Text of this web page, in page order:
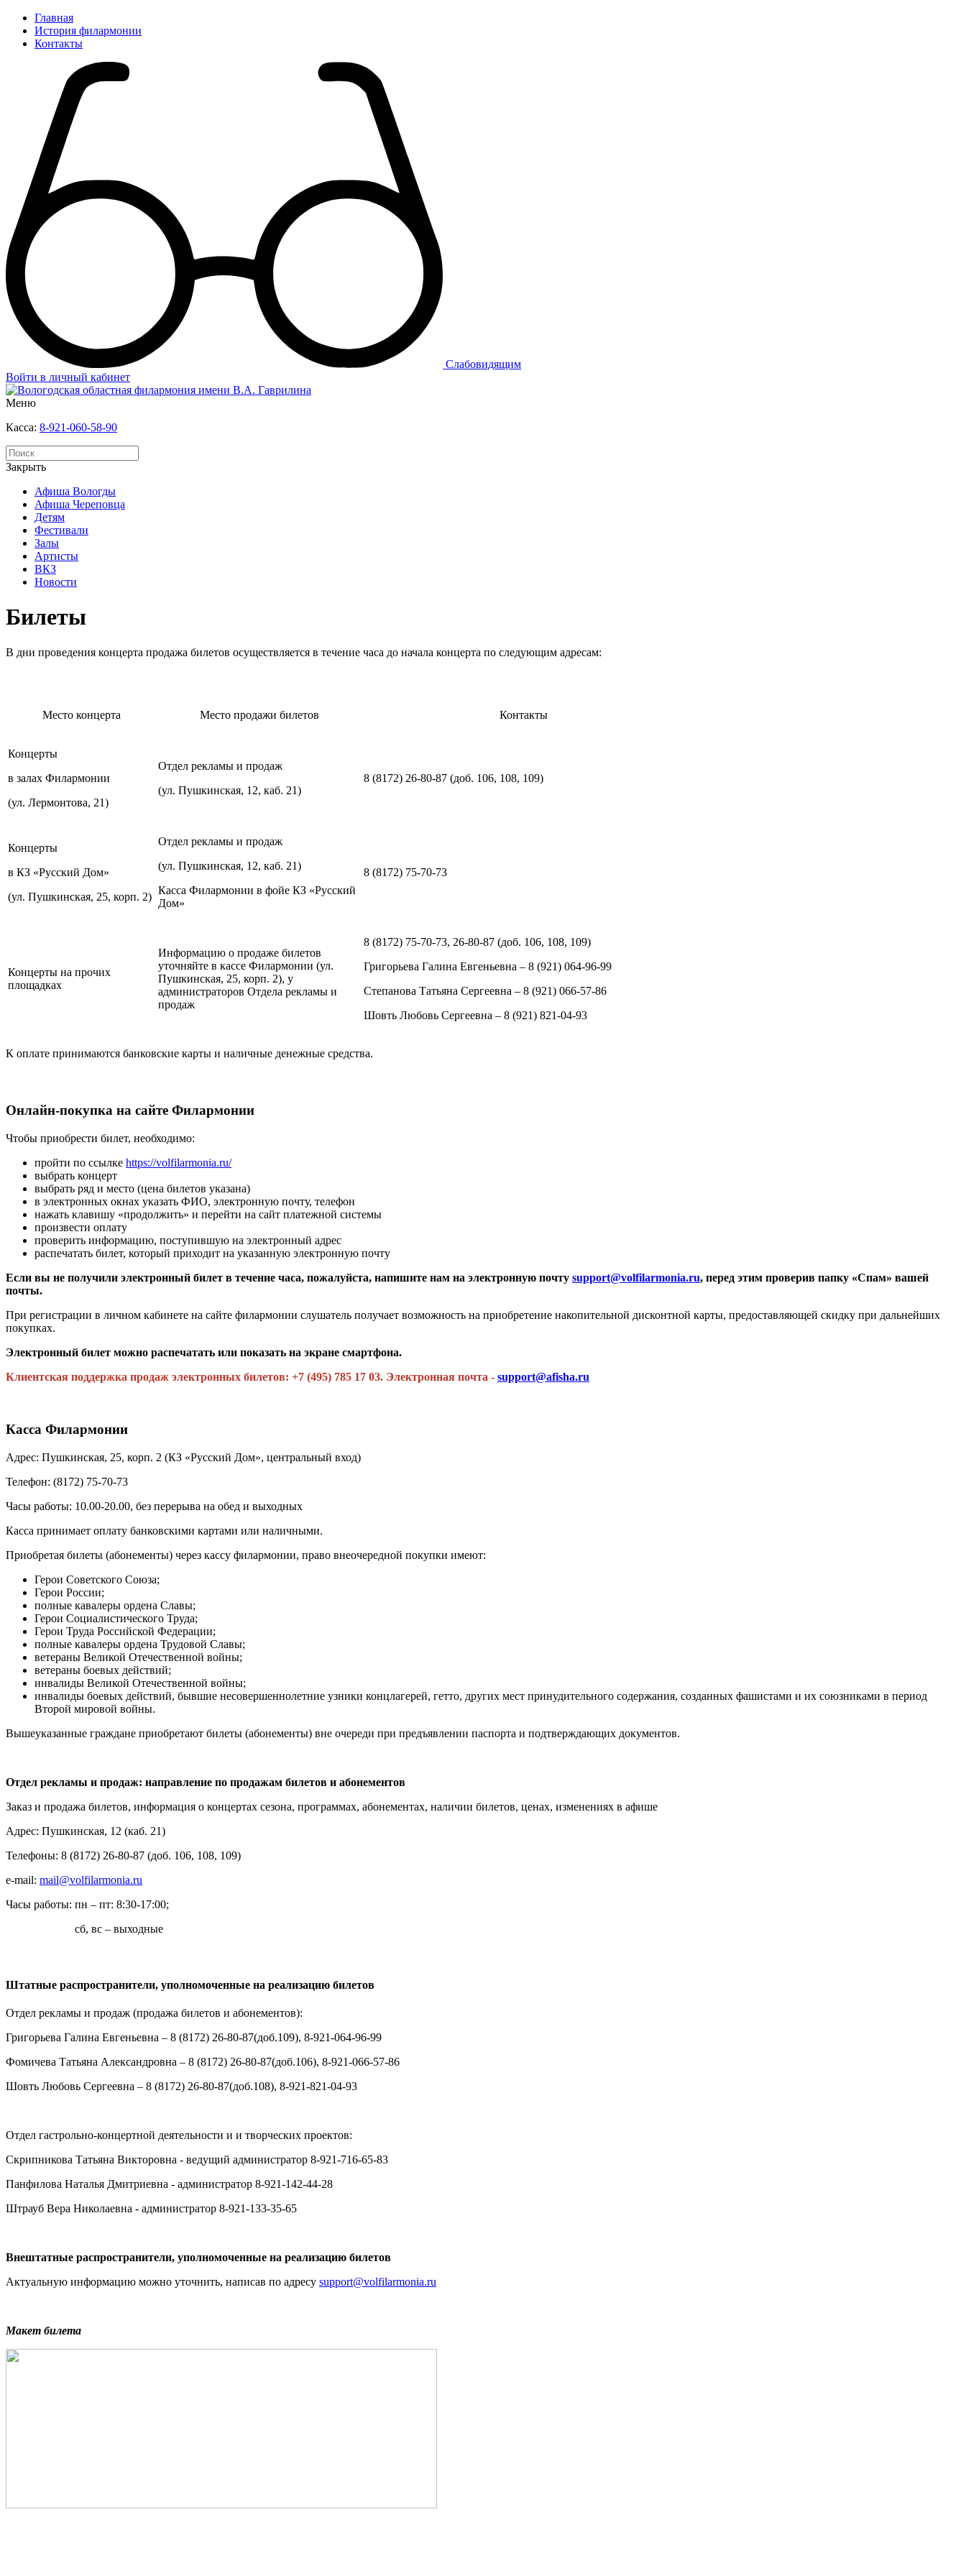
Главная
История филармонии
Контакты
Слабовидящим
Войти в личный кабинет
Меню
Касса: 8-921-060-58-90
Закрыть
Афиша Вологды
Афиша Череповца
Детям
Фестивали
Залы
Артисты
ВКЗ
Новости
Билеты
В дни проведения концерта продажа билетов осуществляется в течение часа до начала концерта по следующим адресам:
Место концерта Место продажи билетов Контакты
Концерты
в залах Филармонии
(ул. Лермонтова, 21)
Отдел рекламы и продаж
(ул. Пушкинская, 12, каб. 21)
8 (8172) 26-80-87 (доб. 106, 108, 109)
Концерты
в КЗ «Русский Дом»
(ул. Пушкинская, 25, корп. 2)
Отдел рекламы и продаж
(ул. Пушкинская, 12, каб. 21)
Касса Филармонии в фойе КЗ «Русский
Дом»
8 (8172) 75-70-73
Концерты на прочих
площадках
Информацию о продаже билетов
уточняйте в кассе Филармонии (ул.
Пушкинская, 25, корп. 2), у
администраторов Отдела рекламы и
продаж
8 (8172) 75-70-73, 26-80-87 (доб. 106, 108, 109)
Григорьева Галина Евгеньевна – 8 (921) 064-96-99
Степанова Татьяна Сергеевна – 8 (921) 066-57-86
Шовть Любовь Сергеевна – 8 (921) 821-04-93
К оплате принимаются банковские карты и наличные денежные средства.
Онлайн-покупка на сайте Филармонии
Чтобы приобрести билет, необходимо:
пройти по ссылке https://volfilarmonia.ru/
выбрать концерт
выбрать ряд и место (цена билетов указана)
в электронных окнах указать ФИО, электронную почту, телефон
нажать клавишу «продолжить» и перейти на сайт платежной системы
произвести оплату
проверить информацию, поступившую на электронный адрес
распечатать билет, который приходит на указанную электронную почту
Если вы не получили электронный билет в течение часа, пожалуйста, напишите нам на электронную почту support@volfilarmonia.ru, перед этим проверив папку «Спам» вашей
почты.
При регистрации в личном кабинете на сайте филармонии слушатель получает возможность на приобретение накопительной дисконтной карты, предоставляющей скидку при дальнейших
покупках.
Электронный билет можно распечатать или показать на экране смартфона.
Клиентская поддержка продаж электронных билетов: +7 (495) 785 17 03. Электронная почта - support@afisha.ru
Касса Филармонии
Адрес: Пушкинская, 25, корп. 2 (КЗ «Русский Дом», центральный вход)
Телефон: (8172) 75-70-73
Часы работы: 10.00-20.00, без перерыва на обед и выходных
Касса принимает оплату банковскими картами или наличными.
Приобретая билеты (абонементы) через кассу филармонии, право внеочередной покупки имеют:
Герои Советского Союза;
Герои России;
полные кавалеры ордена Славы;
Герои Социалистического Труда;
Герои Труда Российской Федерации;
полные кавалеры ордена Трудовой Славы;
ветераны Великой Отечественной войны;
ветераны боевых действий;
инвалиды Великой Отечественной войны;
инвалиды боевых действий, бывшие несовершеннолетние узники концлагерей, гетто, других мест принудительного содержания, созданных фашистами и их союзниками в период
Второй мировой войны.
Вышеуказанные граждане приобретают билеты (абонементы) вне очереди при предъявлении паспорта и подтверждающих документов.
Отдел рекламы и продаж: направление по продажам билетов и абонементов
Заказ и продажа билетов, информация о концертах сезона, программах, абонементах, наличии билетов, ценах, изменениях в афише
Адрес: Пушкинская, 12 (каб. 21)
Телефоны: 8 (8172) 26-80-87 (доб. 106, 108, 109)
e-mail: mail@volfilarmonia.ru
Часы работы: пн – пт: 8:30-17:00;
сб, вс – выходные
Штатные распространители, уполномоченные на реализацию билетов
Отдел рекламы и продаж (продажа билетов и абонементов):
Григорьева Галина Евгеньевна – 8 (8172) 26-80-87(доб.109), 8-921-064-96-99
Фомичева Татьяна Александровна – 8 (8172) 26-80-87(доб.106), 8-921-066-57-86
Шовть Любовь Сергеевна – 8 (8172) 26-80-87(доб.108), 8-921-821-04-93
Отдел гастрольно-концертной деятельности и и творческих проектов:
Скрипникова Татьяна Викторовна - ведущий администратор 8-921-716-65-83
Панфилова Наталья Дмитриевна - администратор 8-921-142-44-28
Штрауб Вера Николаевна - администратор 8-921-133-35-65
Внештатные распространители, уполномоченные на реализацию билетов
Актуальную информацию можно уточнить, написав по адресу support@volfilarmonia.ru
Макет билета